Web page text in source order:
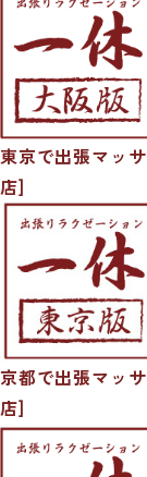
東京で出張マッ
店]
京都で出張マッ
店]